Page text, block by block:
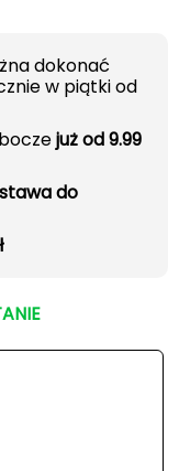
dokonać
w piątki od
już od 9.99
do